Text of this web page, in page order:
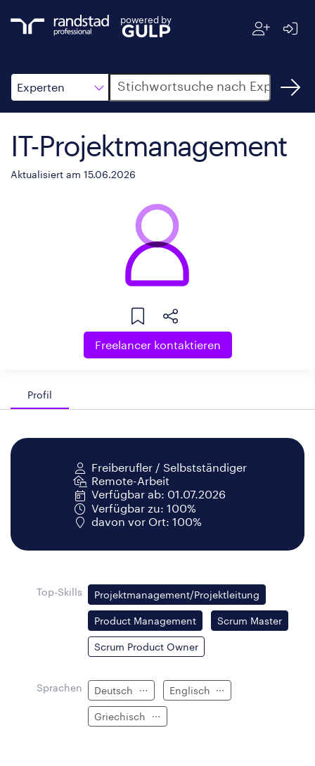
powered by
Experten
Suche
IT-Projektmanagement
Aktualisiert am 15.06.2026
Freelancer kontaktieren
Profil
Freiberufler / Selbstständiger
Remote-Arbeit
Verfügbar ab: 01.07.2026
Verfügbar zu: 100%
davon vor Ort: 100%
Top-Skills Projektmanagement/Projektleitung
Product Management Scrum Master
Scrum Product Owner
Sprachen Deutsch Englisch
Griechisch